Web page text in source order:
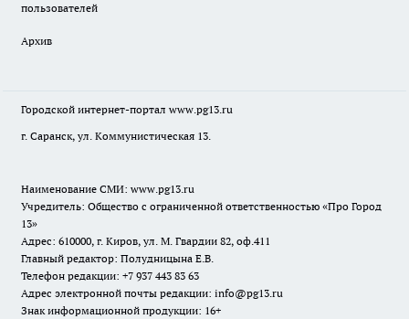
пользователей
Архив
Городской интернет-портал www.pg13.ru
г. Саранск, ул. Коммунистическая 13.
Наименование СМИ: www.pg13.ru
Учредитель: Общество с ограниченной ответственностью «Про Город
13»
Адрес: 610000, г. Киров, ул. М. Гвардии 82, оф.411
Главный редактор: Полудницына Е.В.
Телефон редакции: +7 937 443 83 63
Адрес электронной почты редакции: info@pg13.ru
Знак информационной продукции: 16+